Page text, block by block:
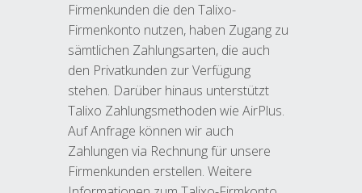
Firmenkunden die den Talixo-
Firmenkonto nutzen, haben Zugang zu
sämtlichen Zahlungsarten, die auch
den Privatkunden zur Verfügung
stehen. Darüber hinaus unterstützt
Talixo Zahlungsmethoden wie AirPlus.
Auf Anfrage können wir auch
Zahlungen via Rechnung für unsere
Firmenkunden erstellen. Weitere